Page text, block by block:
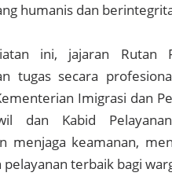
humanis dan
ini, jajaran Rutan
tugas secara
Imigrasi dan
dan Kabid
menjaga keamanan,
terbaik bagi